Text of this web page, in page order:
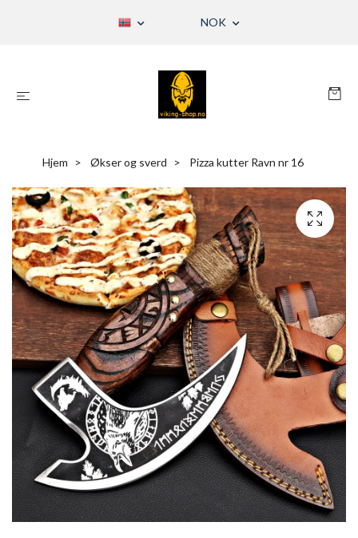
NOK
Hjem Økser og sverd Pizza kutter Ravn nr 16